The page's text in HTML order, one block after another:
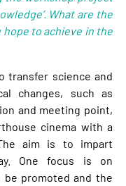
What are the
to achieve in the
transfer science and
changes, such as
and meeting point,
cinema with a
aim is to impart
One focus is on
promoted and the